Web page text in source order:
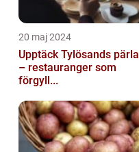
20 maj 2024
Upptäck Tylösands pärla
– restauranger som
förgyll...